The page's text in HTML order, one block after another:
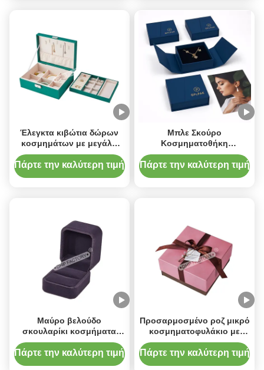
Έλεγκτα κιβώτια δώρων
κοσμημάτων με μεγάλο
χώρο για δαχτυλίδια και
σκουλαρίκια
Πάρτε την καλύτερη τιμή
Μπλε Σκούρο
Κοσμηματοθήκη
Μαγνητική Διπλή Πόρτα
Πολυτελές Κουτί Δώρου για
Πάρτε την καλύτερη τιμή
Μαύρο βελούδο
σκουλαρίκι κοσμήματα
κουτί περιτύλιξης αφρός
ασφαλή αποθήκευση
Πάρτε την καλύτερη τιμή
Προσαρμοσμένο ροζ μικρό
κοσμηματοφυλάκιο με
δαχτυλίδι πέλματος
Πάρτε την καλύτερη τιμή